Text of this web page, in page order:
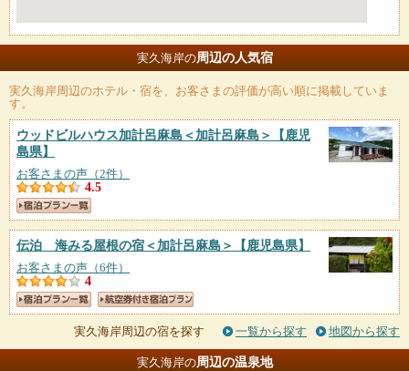
実久海岸の周辺の人気宿
実久海岸周辺のホテル・宿を、お客さまの評価が高い順に掲載していま
す。
ウッドビルハウス加計呂麻島＜加計呂麻島＞
【鹿児
島県】
お客さまの声（2件）
4.5
伝泊 海みる屋根の宿＜加計呂麻島＞ 【鹿児島県】
お客さまの声（6件）
4
実久海岸周辺の宿を探す 一覧から探す 地図から探す
実久海岸の周辺の温泉地